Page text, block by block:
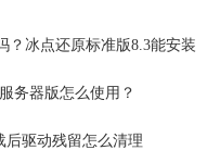
本与Windows 10系统兼容。
。如果遇到权限不足的提
？冰点还原标准版8.3能安装
务器版怎么使用？
后驱动残留怎么清理